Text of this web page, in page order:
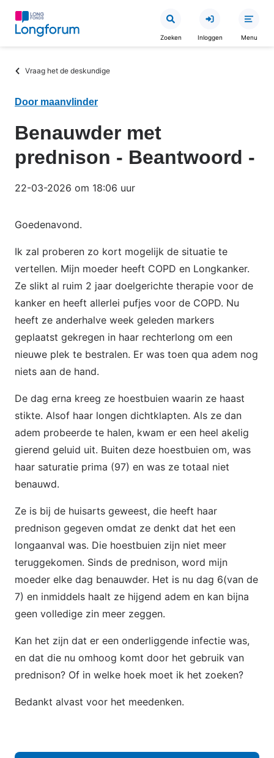
Overslaan
inhoud
Zoeken Inloggen Menu
Kruimelpad
Vraag het de deskundige
Door maanvlinder
Benauwder met
prednison - Beantwoord -
22-03-2026 om 18:06 uur
Goedenavond.
Ik zal proberen zo kort mogelijk de situatie te
vertellen. Mijn moeder heeft COPD en Longkanker.
Ze slikt al ruim 2 jaar doelgerichte therapie voor de
kanker en heeft allerlei pufjes voor de COPD. Nu
heeft ze anderhalve week geleden markers
geplaatst gekregen in haar rechterlong om een
nieuwe plek te bestralen. Er was toen qua adem nog
niets aan de hand.
De dag erna kreeg ze hoestbuien waarin ze haast
stikte. Alsof haar longen dichtklapten. Als ze dan
adem probeerde te halen, kwam er een heel akelig
gierend geluid uit. Buiten deze hoestbuien om, was
haar saturatie prima (97) en was ze totaal niet
benauwd.
Ze is bij de huisarts geweest, die heeft haar
prednison gegeven omdat ze denkt dat het een
longaanval was. Die hoestbuien zijn niet meer
teruggekomen. Sinds de prednison, word mijn
moeder elke dag benauwder. Het is nu dag 6(van de
7) en inmiddels haalt ze hijgend adem en kan bijna
geen volledige zin meer zeggen.
Kan het zijn dat er een onderliggende infectie was,
en dat die nu omhoog komt door het gebruik van
prednison? Of in welke hoek moet ik het zoeken?
Bedankt alvast voor het meedenken.